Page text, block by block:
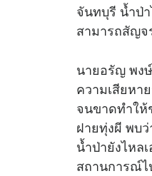
จันทบุรี น้ำป่
สามารถสัญจ
นายอรัญ พง
ความเสียหา
จนขาดทำให้
ฝายทุ่งผี พบ
น้ำป่ายังไหล
สถานการณ์ไ